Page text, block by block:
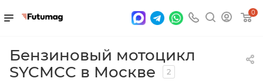
0
Бензиновый мотоцикл
SYCMCC в Москве
2